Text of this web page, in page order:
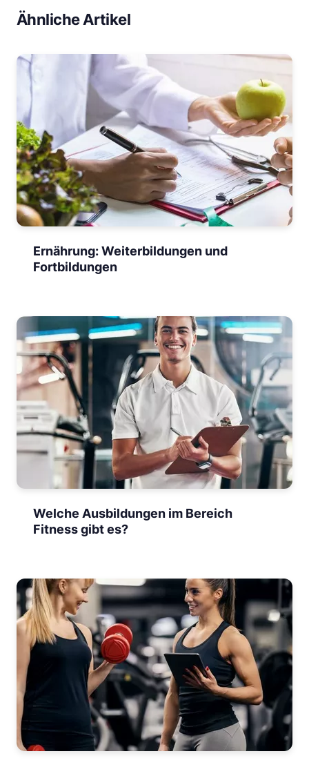
Ähnliche Artikel
Ernährung: Weiterbildungen und
Fortbildungen
Welche Ausbildungen im Bereich
Fitness gibt es?